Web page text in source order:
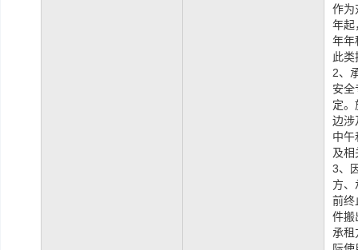
作为
年起
年年
此类
2、
安全
定。
边涉
中午
及相
3、
方、
前终
件搬
承租